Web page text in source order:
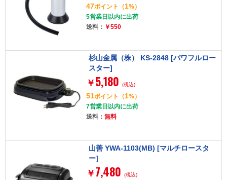
47ポイント （1%）
5営業日以内に出荷
送料： ￥550
杉山金属（株） KS-2848 [パワフルロー
スター]
￥ 5,180 (税込)
51ポイント （1%）
7営業日以内に出荷
送料： 無料
山善 YWA-1103(MB) [マルチロースタ
ー]
￥ 7,480 (税込)